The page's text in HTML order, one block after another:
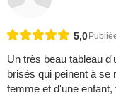
5,0
Un très beau tableau
brisés qui peinent à se
femme et d'une